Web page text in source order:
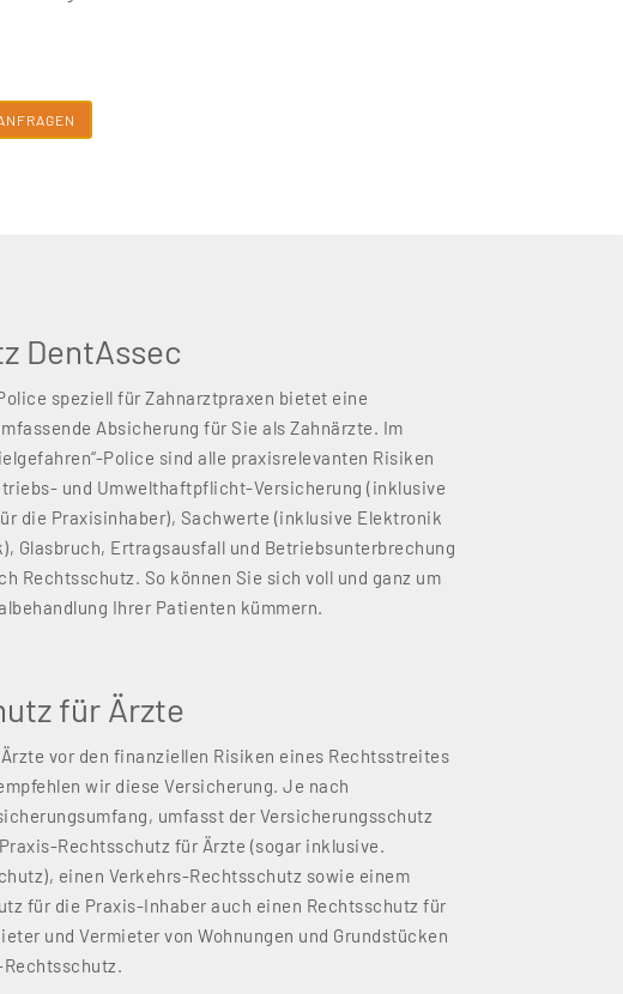
DentAssec
speziell für Zahnarztpraxen bietet eine
Absicherung für Sie als Zahnärzte. Im
Police sind alle praxisrelevanten Risiken
und Umwelthaftpflicht-Versicherung (inklusive
die Praxisinhaber), Sachwerte (inklusive Elektronik
Glasbruch, Ertragsausfall und Betriebsunterbrechung
Rechtsschutz. So können Sie sich voll und ganz um
Ihrer Patienten kümmern.
für Ärzte
vor den finanziellen Risiken eines Rechtsstreites
wir diese Versicherung. Je nach
umfasst der Versicherungsschutz
Rechtsschutz für Ärzte (sogar inklusive.
einen Verkehrs-Rechtsschutz sowie einem
für die Praxis-Inhaber auch einen Rechtsschutz für
und Vermieter von Wohnungen und Grundstücken